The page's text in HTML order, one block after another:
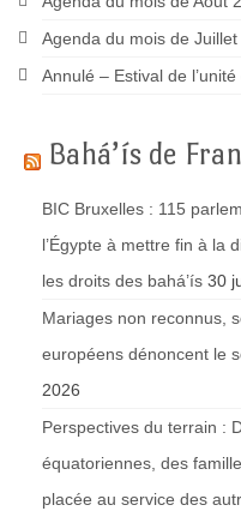
Agenda du mois de Juillet
Annulé – Estival de
Bahá’ís de
BIC Bruxelles : 115
l’Égypte à mettre fin à la
les droits des bahá’ís 30
Mariages non reconnus,
européens dénoncent le
2026
Perspectives du terrain :
équatoriennes, des
placée au service des